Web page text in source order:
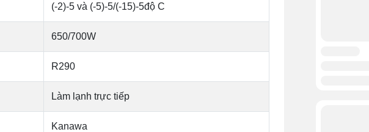
(-2)-5 và (-5)-5/(-15)-5độ C
650/700W
R290
Làm lạnh trực tiếp
Kanawa